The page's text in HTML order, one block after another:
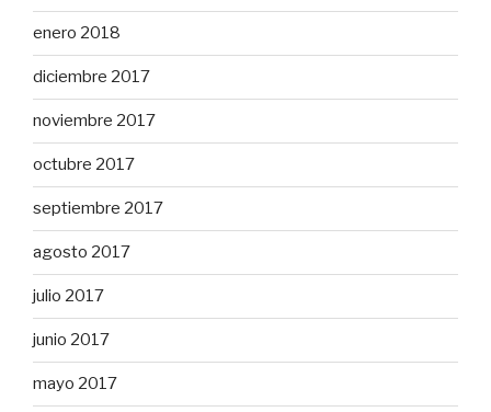
enero 2018
diciembre 2017
noviembre 2017
octubre 2017
septiembre 2017
agosto 2017
julio 2017
junio 2017
mayo 2017